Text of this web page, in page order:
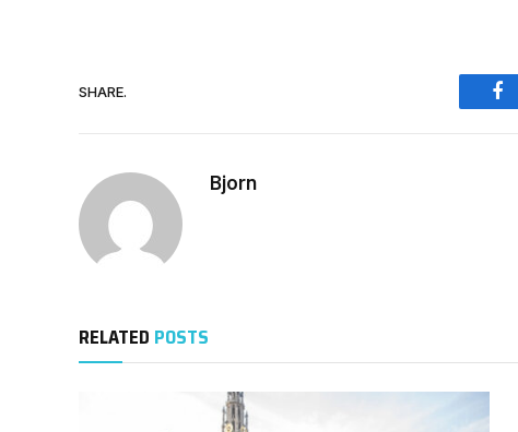
SHARE.
Bjorn
RELATED POSTS